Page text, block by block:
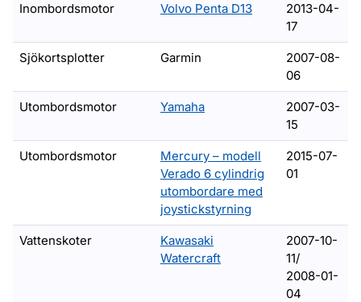
Inombordsmotor Volvo Penta D13
2013-04-
17
Sjökortsplotter Garmin
2007-08-
06
Utombordsmotor Yamahamodell: F13.5B, F15C, F20B
2007-03-
15
Utombordsmotor
Mercury – modell
Verado 6 cylindrig
utombordare med
joystickstyrning
2015-07-
01
Vattenskoter
Kawasaki
Watercraft
2007-10-
11/
2008-01-
04